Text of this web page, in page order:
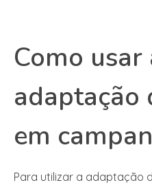
Como usar
adaptação
em
Para utilizar a adaptação